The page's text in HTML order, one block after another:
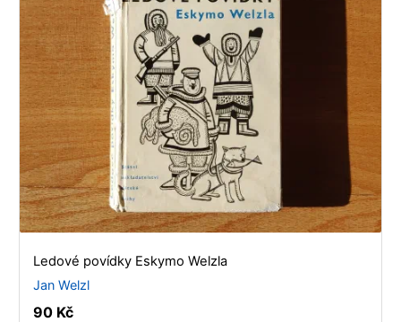
Ledové povídky Eskymo Welzla
Jan Welzl
90 Kč